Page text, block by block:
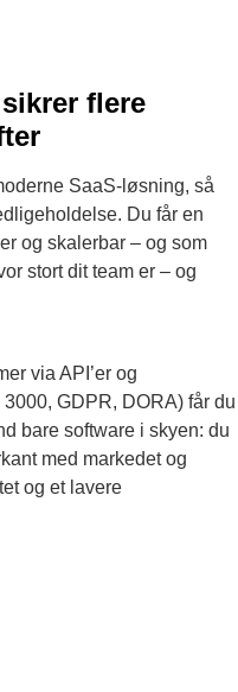
flere
SaaS-løsning, så
Du får en
og skalerbar – og som
stort dit team er – og
via API’er og
GDPR, DORA) får du
bare software i skyen: du
med markedet og
og et lavere